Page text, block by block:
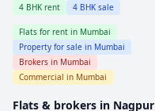
4 BHK rent 4 BHK sale
Flats for rent in Mumbai
Property for sale in Mumbai
Brokers in Mumbai
Commercial in Mumbai
Flats & brokers in Nagpur